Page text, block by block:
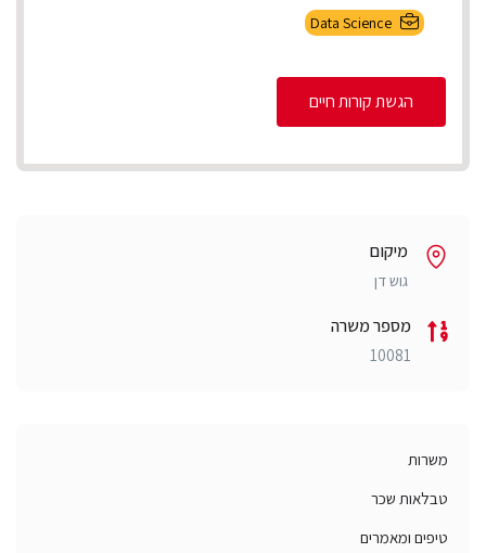
Data Science
הגשת קורות חיים
מיקום
גוש דן
מספר משרה
10081
משרות
טבלאות שכר
טיפים ומאמרים